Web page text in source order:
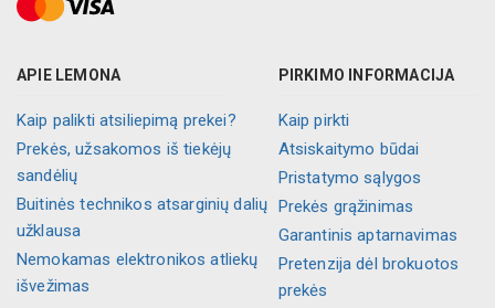
APIE LEMONA
Kaip palikti atsiliepimą prekei?
Prekės, užsakomos iš tiekėjų
sandėlių
Buitinės technikos atsarginių dalių
užklausa
Nemokamas elektronikos atliekų
išvežimas
PIRKIMO INFORMACIJA
Kaip pirkti
Atsiskaitymo būdai
Pristatymo sąlygos
Prekės grąžinimas
Garantinis aptarnavimas
Pretenzija dėl brokuotos
prekės